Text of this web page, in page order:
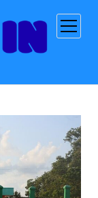
ouvrir
menu